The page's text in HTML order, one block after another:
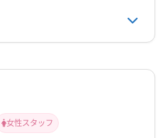
女性スタッフ